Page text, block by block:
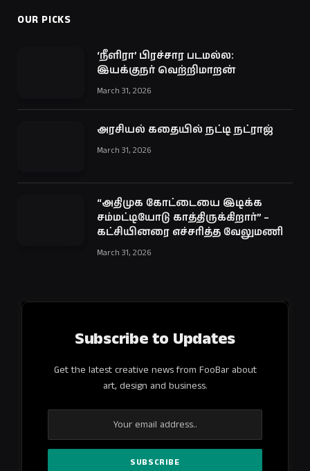
OUR PICKS
‘நீளிரா’ பிரச்சார படமல்ல:
இயக்குநர் வெற்றிமாறன்
March 31, 2026
அரசியல் கதையில் நட்டி நட்ராஜ்
March 31, 2026
“அதிமுக கோட்டையை இடிக்க
சம்மட்டியோடு காத்திருக்கிறார்” –
கட்சியினரை எச்சரித்த வேலுமணி
March 31, 2026
Subscribe to Updates
Get the latest creative news from FooBar about
art, design and business.